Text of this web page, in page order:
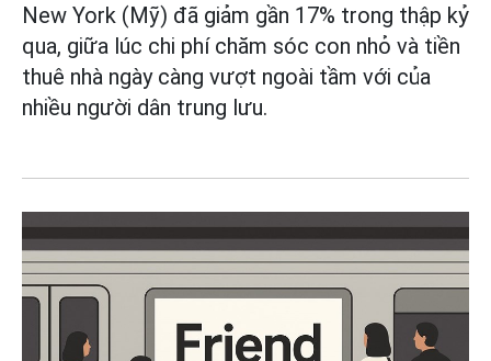
New York (Mỹ) đã giảm gần 17% trong thập kỷ
qua, giữa lúc chi phí chăm sóc con nhỏ và tiền
thuê nhà ngày càng vượt ngoài tầm với của
nhiều người dân trung lưu.